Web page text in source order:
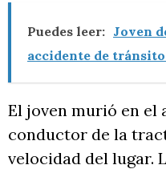
Puedes leer: Joven
accidente de
El joven murió en el
conductor de la
velocidad del lugar.